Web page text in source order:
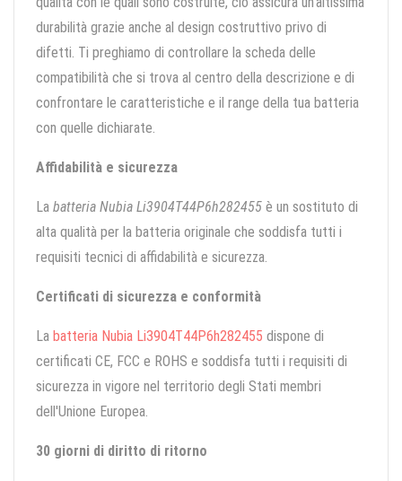
durabilità grazie anche al design costruttivo privo di
difetti. Ti preghiamo di controllare la scheda delle
compatibilità che si trova al centro della descrizione e di
confrontare le caratteristiche e il range della tua batteria
con quelle dichiarate.
Affidabilità e sicurezza
La batteria Nubia Li3904T44P6h282455 è un sostituto di
alta qualità per la batteria originale che soddisfa tutti i
requisiti tecnici di affidabilità e sicurezza.
Certificati di sicurezza e conformità
La batteria Nubia Li3904T44P6h282455 dispone di
certificati CE, FCC e ROHS e soddisfa tutti i requisiti di
sicurezza in vigore nel territorio degli Stati membri
dell'Unione Europea.
30 giorni di diritto di ritorno